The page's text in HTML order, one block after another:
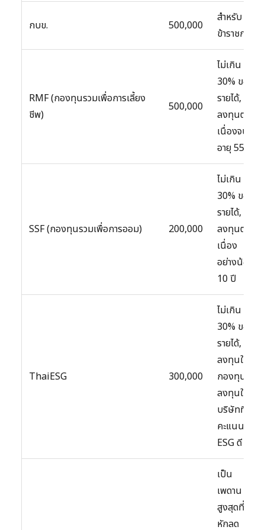
กบข. 500,000
สำหรับ
ข้าราชการ
RMF (กองทุนรวมเพื่อการเลี้ยง
ชีพ)
500,000
ไม่เกิน
30% ของ
รายได้,
ลงทุนต่อ
เนื่องจน
อายุ 55 ปี
SSF (กองทุนรวมเพื่อการออม) 200,000
ไม่เกิน
30% ของ
รายได้,
ลงทุนต่อ
เนื่อง
อย่างน้อย
10 ปี
ThaiESG 300,000
ไม่เกิน
30% ของ
รายได้,
ลงทุนใน
กองทุนที่
ลงทุนใน
บริษัทที่ได้
คะแนน
ESG ดี
เป็น
เพดาน
สูงสุดที่
หักลด